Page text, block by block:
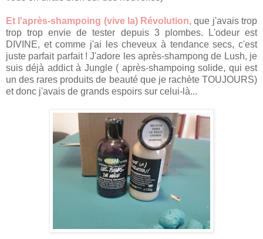
Et l'après-shampoing (vive la) Révolution, que j'avais trop
trop trop envie de tester depuis 3 plombes. L'odeur est
DIVINE, et comme j'ai les cheveux à tendance secs, c'est
juste parfait parfait ! J'adore les après-shampong de Lush, je
suis déjà addict à Jungle ( après-shampoing solide, qui est
un des rares produits de beauté que je rachète TOUJOURS)
et donc j'avais de grands espoirs sur celui-là...